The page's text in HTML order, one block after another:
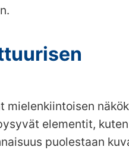
mielenkiintoisen
elementit,
puolestaan